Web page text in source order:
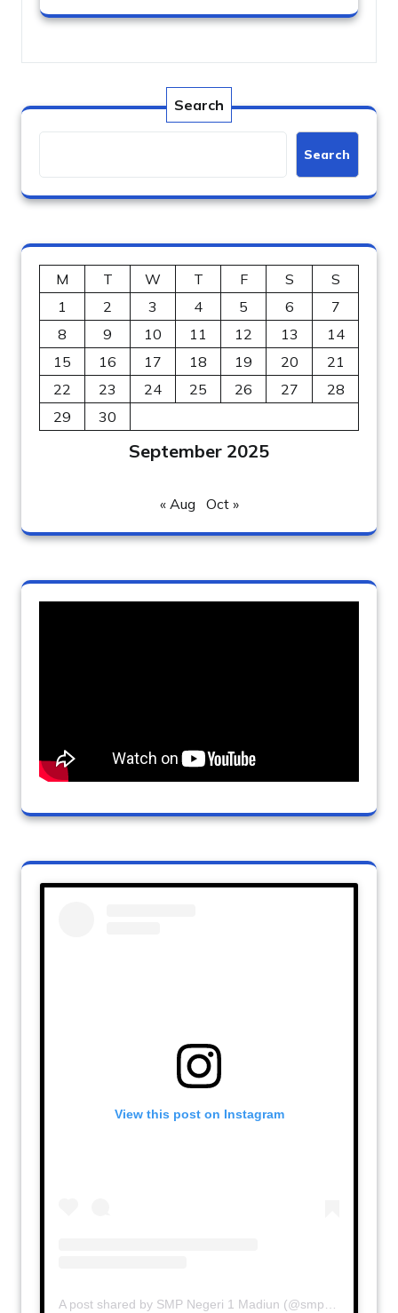
Search
Search
September 2025
M T W T F S
S
1
2 3 4 5 6
7
8
9 10 11 12 13
14
15
16 17 18 19 20
21
22
23 24 25 26 27
28
29
30
« Aug Oct »
View this post on Instagram